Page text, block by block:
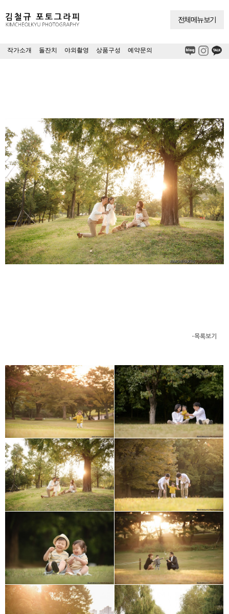
전체메뉴보기
작가소개 돌잔치 야외촬영 상품구성 예약문의
-목록보기